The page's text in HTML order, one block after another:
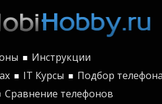
■ Инструкции
■ IT Курсы ■ Подбор
Сравнение телефонов